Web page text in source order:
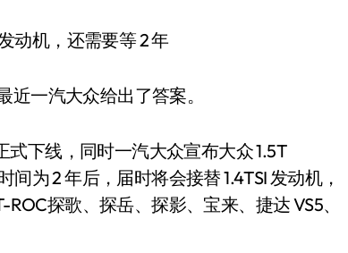
近一汽大众给出了答案。
式下线，同时一汽大众宣布大众 1.5T
为 2 年后，届时将会接替 1.4TSI 发动机，
探歌、探岳、探影、宝来、捷达 VS5、